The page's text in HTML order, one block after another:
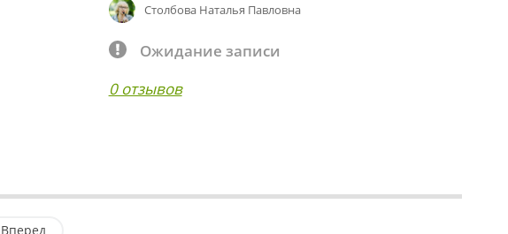
Столбова Наталья Павловна
Ожидание записи
0 отзывов
Вперед